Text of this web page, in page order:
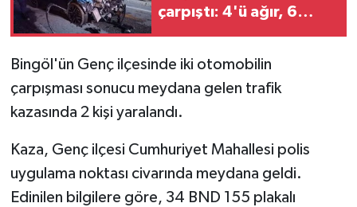
çarpıştı: 4'ü ağır, 6
Bingöl'ün Genç ilçesinde iki otomobilin
çarpışması sonucu meydana gelen trafik
kazasında 2 kişi yaralandı.
Kaza, Genç ilçesi Cumhuriyet Mahallesi polis
uygulama noktası civarında meydana geldi.
Edinilen bilgilere göre, 34 BND 155 plakalı